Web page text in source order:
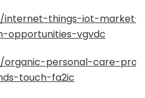
internet-things-iot-market-
opportunities-vgvdc
organic-personal-care-
touch-fa2ic